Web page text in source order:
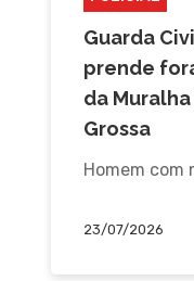
Guarda
prende
da
Grossa
Homem com
23/07/2026